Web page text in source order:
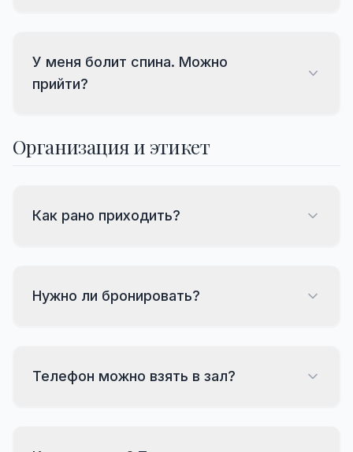
У меня болит спина. Можно
прийти?
Организация и этикет
Как рано приходить?
Нужно ли бронировать?
Телефон можно взять в зал?